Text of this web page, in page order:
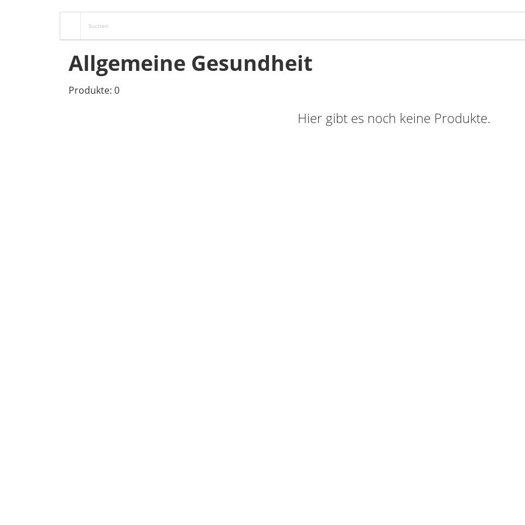
Allgemeine Gesundheit
Produkte: 0
Hier gibt es noch keine Produkte.